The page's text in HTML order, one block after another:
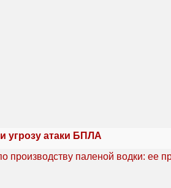
угрозу атаки БПЛА